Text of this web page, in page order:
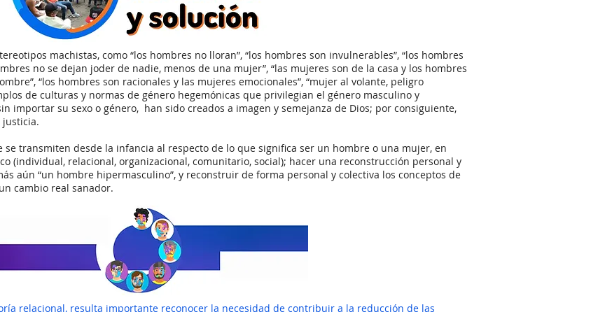
machistas, como “los hombres no lloran”, “los hombres son invulnerables”, “los hombres
no se dejan joder de nadie, menos de una mujer”, “las mujeres son de la casa y los hombres
“los hombres son racionales y las mujeres emocionales”, “mujer al volante, peligro
de culturas y normas de género hegemónicas que privilegian el género masculino y
importar su sexo o género, han sido creados a imagen y semejanza de Dios; por consiguiente,
justicia.
se transmiten desde la infancia al respecto de lo que significa ser un hombre o una mujer, en
(individual, relacional, organizacional, comunitario, social); hacer una reconstrucción personal y
aún “un hombre hipermasculino”, y reconstruir de forma personal y colectiva los conceptos de
cambio real sanador.
relacional, resulta importante reconocer la necesidad de contribuir a la reducción de las